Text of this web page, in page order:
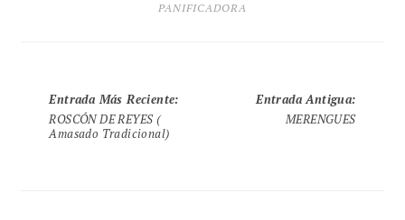
PANIFICADORA
Entrada Más Reciente:
ROSCÓN DE REYES (
Amasado Tradicional)
Entrada Antigua:
MERENGUES